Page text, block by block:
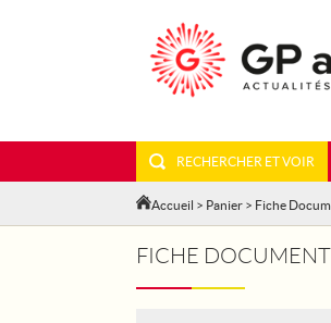
RECHERCHER ET VOIR
Accueil > Panier > Fiche
FICHE